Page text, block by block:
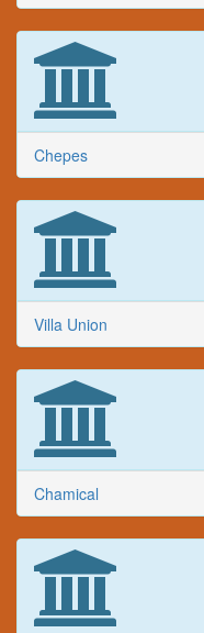
Chepes
Villa Union
Chamical